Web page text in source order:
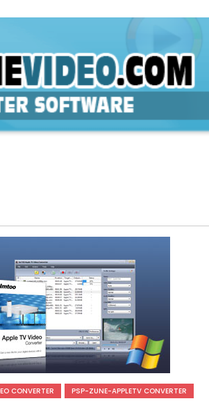
CONVERTER PSP-ZUNE-APPLETV CONVERTER